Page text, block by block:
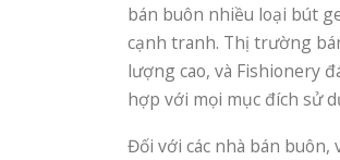
bán buôn nhiều loại bút
cạnh tranh. Thị trường
lượng cao, và Fishionery
hợp với mọi mục đích sử
Đối với các nhà bán